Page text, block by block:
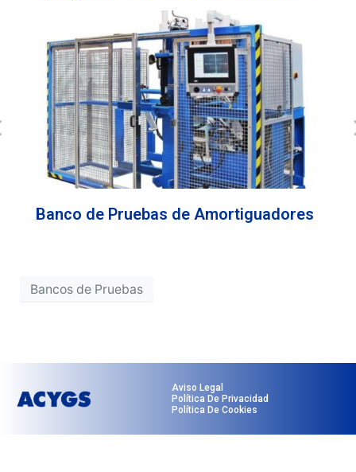
Banco de Pruebas de Amortiguadores
Bancos de Pruebas
Aviso Legal
Política De Privacidad
Política De Cookies